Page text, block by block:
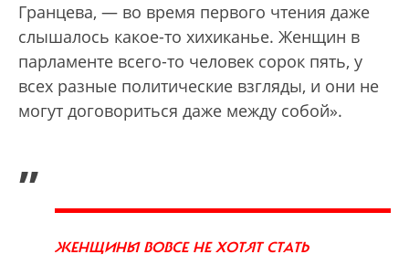
Гранцева, — во время первого чтения даже
слышалось какое-то хихиканье. Женщин в
парламенте всего-то человек сорок пять, у
всех разные политические взгляды, и они не
могут договориться даже между собой».
„
ЖЕНЩИНЫ ВОВСЕ НЕ ХОТЯТ СТАТЬ